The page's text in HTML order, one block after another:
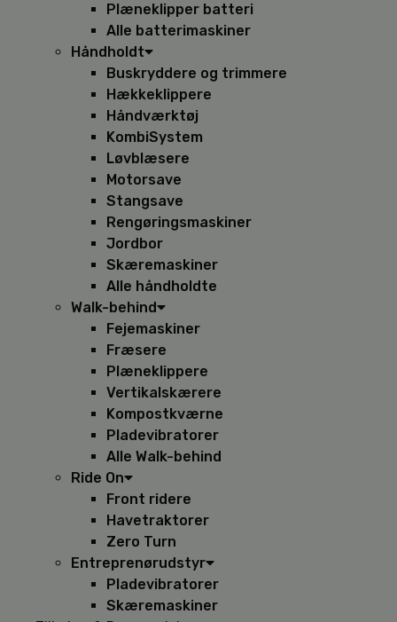
Plæneklipper batteri
Alle batterimaskiner
Håndholdt
Buskryddere og trimmere
Hækkeklippere
Håndværktøj
KombiSystem
Løvblæsere
Motorsave
Stangsave
Rengøringsmaskiner
Jordbor
Skæremaskiner
Alle håndholdte
Walk-behind
Fejemaskiner
Fræsere
Plæneklippere
Vertikalskærere
Kompostkværne
Pladevibratorer
Alle Walk-behind
Ride On
Front ridere
Havetraktorer
Zero Turn
Entreprenørudstyr
Pladevibratorer
Skæremaskiner